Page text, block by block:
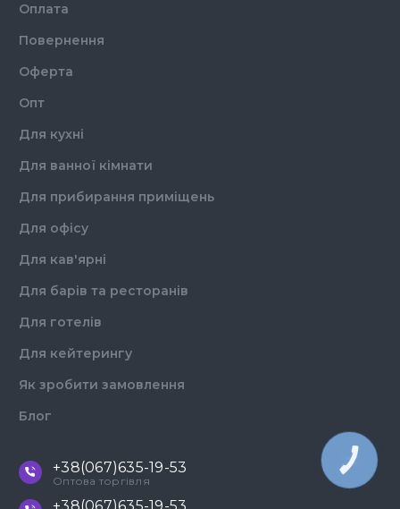
Оплата
Повернення
Оферта
Опт
Для кухні
Для ванної кімнати
Для прибирання приміщень
Для офісу
Для кав'ярні
Для барів та ресторанів
Для готелів
Для кейтерингу
Як зробити замовлення
Блог
+38(067)635-19-53
Оптова торгівля
КНОПКА
ЗВ'ЯЗКУ